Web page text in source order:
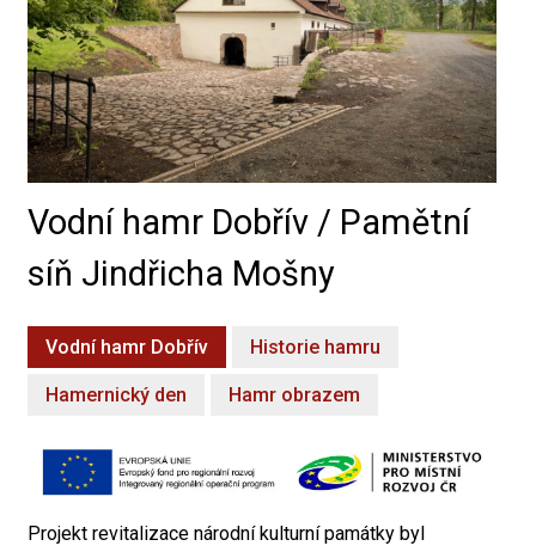
Vodní hamr Dobřív / Pamětní
síň Jindřicha Mošny
Vodní hamr Dobřív Historie hamru
Hamernický den Hamr obrazem
Projekt revitalizace národní kulturní památky byl